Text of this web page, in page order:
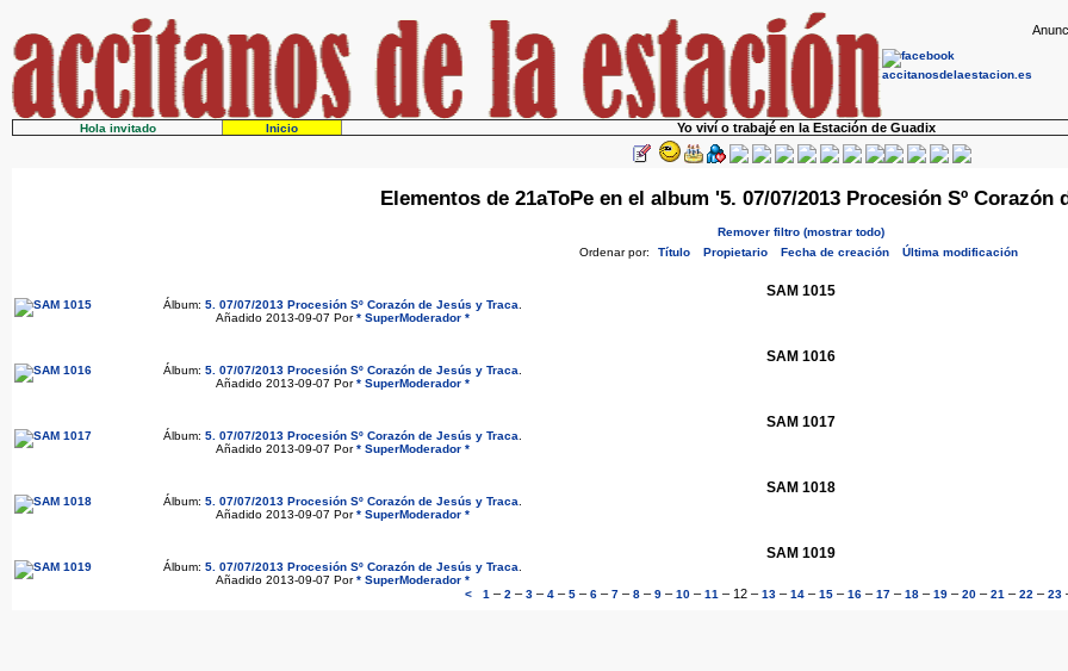
Hola invitado Inicio Yo viví o trabajé en la Estación de Guadix
Elementos de 21aToPe en el album '5. 07/07/2013 Procesión Sº Corazón
Remover filtro (mostrar todo)
Ordenar por:
Título Propietario Fecha de creación Última modificación
SAM 1015
Álbum: 5. 07/07/2013 Procesión Sº Corazón de Jesús y Traca
Añadido 2013-09-07 Por* SuperModerador *
SAM 1016
Álbum: 5. 07/07/2013 Procesión Sº Corazón de Jesús y Traca
Añadido 2013-09-07 Por* SuperModerador *
SAM 1017
Álbum: 5. 07/07/2013 Procesión Sº Corazón de Jesús y Traca
Añadido 2013-09-07 Por* SuperModerador *
SAM 1018
Álbum: 5. 07/07/2013 Procesión Sº Corazón de Jesús y Traca
Añadido 2013-09-07 Por* SuperModerador *
SAM 1019
Álbum: 5. 07/07/2013 Procesión Sº Corazón de Jesús y Traca
Añadido 2013-09-07 Por* SuperModerador *
<
1 – 2 – 3 – 4 – 5 – 6 – 7 – 8 – 9 – 10 – 11 – 12 – 13 – 14 – 15 – 16 – 17 – 18 – 19 – 20 – 21 – 22 – 23